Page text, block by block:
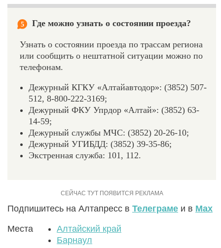
5 Где можно узнать о состоянии проезда?
Узнать о состоянии проезда по трассам региона
или сообщить о нештатной ситуации можно по
телефонам.
Дежурный КГКУ «Алтайавтодор»: (3852) 507-
512, 8-800-222-3169;
Дежурный ФКУ Упрдор «Алтай»: (3852) 63-
14-59;
Дежурный службы МЧС: (3852) 20-26-10;
Дежурный УГИБДД: (3852) 39-35-86;
Экстренная служба: 101, 112.
Подпишитесь на Алтапресс в Телеграме и в Max
Места
Алтайский край
Барнаул